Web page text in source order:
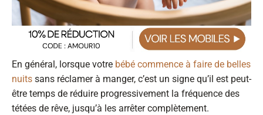
En général, lorsque votre bébé commence à faire de belles
nuits sans réclamer à manger, c’est un signe qu’il est peut-
être temps de réduire progressivement la fréquence des
tétées de rêve, jusqu’à les arrêter complètement.